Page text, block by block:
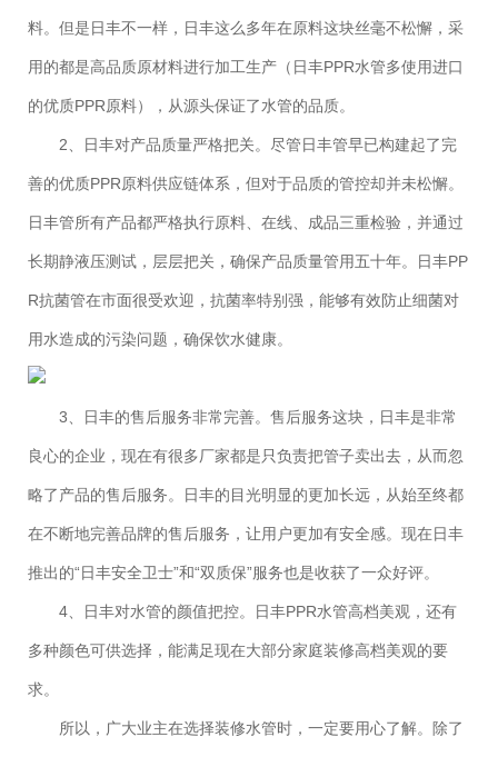
料。但是日丰不一样，日丰这么多年在原料这块丝毫不松懈，采
用的都是高品质原材料进行加工生产（日丰PPR水管多使用进口
的优质PPR原料），从源头保证了水管的品质。
2、日丰对产品质量严格把关。尽管日丰管早已构建起了完
善的优质PPR原料供应链体系，但对于品质的管控却并未松懈。
日丰管所有产品都严格执行原料、在线、成品三重检验，并通过
长期静液压测试，层层把关，确保产品质量管用五十年。日丰PP
R抗菌管在市面很受欢迎，抗菌率特别强，能够有效防止细菌对
用水造成的污染问题，确保饮水健康。
3、日丰的售后服务非常完善。售后服务这块，日丰是非常
良心的企业，现在有很多厂家都是只负责把管子卖出去，从而忽
略了产品的售后服务。日丰的目光明显的更加长远，从始至终都
在不断地完善品牌的售后服务，让用户更加有安全感。现在日丰
推出的“日丰安全卫士”和“双质保”服务也是收获了一众好评。
4、日丰对水管的颜值把控。日丰PPR水管高档美观，还有
多种颜色可供选择，能满足现在大部分家庭装修高档美观的要
求。
所以，广大业主在选择装修水管时，一定要用心了解。除了